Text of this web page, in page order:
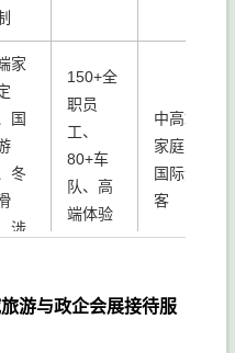
家
国
冬
涉
务
150+全
职员
工、
80+车
队、高
端体验
细节
中高端
家庭、
国际游
客
研
5-228
游与政企会展接待服